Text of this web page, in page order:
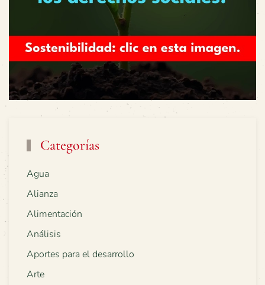
Categorías
Agua
Alianza
Alimentación
Análisis
Aportes para el desarrollo
Arte